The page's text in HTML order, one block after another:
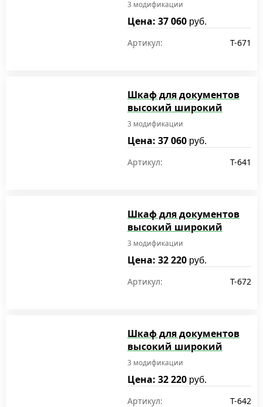
3 модификации
Цена: 37 060 руб.
Артикул: T-671
Шкаф для документов
высокий широкий
3 модификации
Цена: 37 060 руб.
Артикул: T-641
Шкаф для документов
высокий широкий
3 модификации
Цена: 32 220 руб.
Артикул: T-672
Шкаф для документов
высокий широкий
3 модификации
Цена: 32 220 руб.
Артикул: T-642